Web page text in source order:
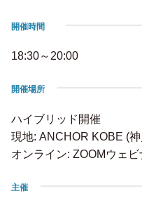
開催時間
18:30～20:00
開催場所
ハイブリッド開催
現地: ANCHOR KOBE (
オンライン: ZOOMウェビ
主催